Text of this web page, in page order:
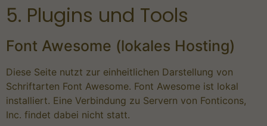
5. Plugins und Tools
Font Awesome (lokales Hosting)
Diese Seite nutzt zur einheitlichen Darstellung von
Schriftarten Font Awesome. Font Awesome ist lokal
installiert. Eine Verbindung zu Servern von Fonticons,
Inc. findet dabei nicht statt.